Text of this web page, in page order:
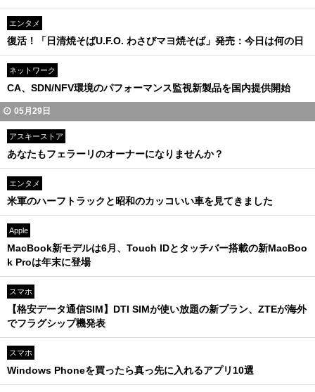
エンタメ
復活！「日清焼そばU.F.O. わさびマヨ焼そば」発売：今日は何の日
ネットワーク
CA、SDN/NFV環境のパフォーマンス監視新製品を国内提供開始
05月29日
アスキーストア
あなたもフェラーリのオーナーになりませんか？
エンタメ
米軍のハーフトラックと昭和のカッコいい車を見てきました
Apple
MacBook新モデルは6月、Touch IDとタッチバー搭載の新MacBoo
k Proは年末に登場
スマホ
【格安データ通信SIM】DTI SIMが使い放題の新プラン、ZTEが海外
でフラグシップ機発表
スマホ
Windows Phoneを買ったら真っ先に入れるアプリ10選